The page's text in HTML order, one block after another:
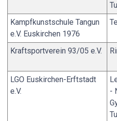
Kampfkunstschule Tangun
e.V. Euskirchen 1976
Kraftsportverein 93/05 e.V.
LGO Euskirchen-Erftstadt
e.V.
-